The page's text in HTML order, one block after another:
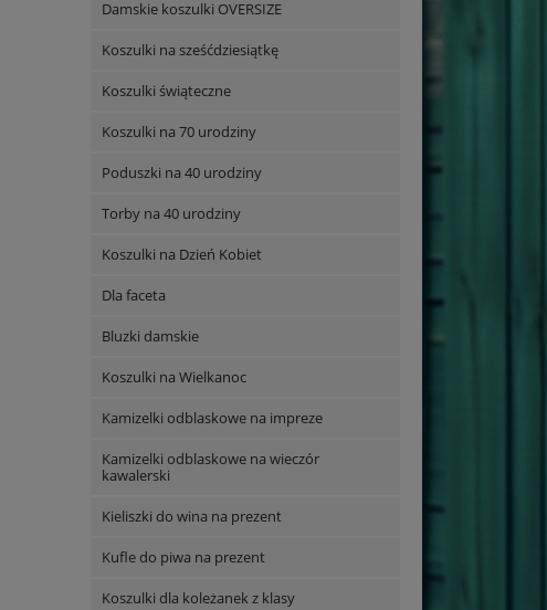
Damskie koszulki OVERSIZE
Koszulki na sześćdziesiątkę
Koszulki świąteczne
Koszulki na 70 urodziny
Poduszki na 40 urodziny
Torby na 40 urodziny
Koszulki na Dzień Kobiet
Dla faceta
Bluzki damskie
Koszulki na Wielkanoc
Kamizelki odblaskowe na impreze
Kamizelki odblaskowe na wieczór
kawalerski
Kieliszki do wina na prezent
Kufle do piwa na prezent
Koszulki dla koleżanek z klasy